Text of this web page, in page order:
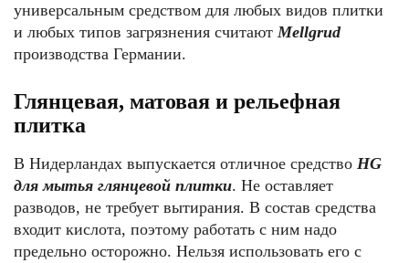
универсальным средством для любых видов плитки
и любых типов загрязнения считаютMellgrud
производства Германии.
Глянцевая, матовая и рельефная
плитка
В Нидерландах выпускается отличное средство HG
для мытья глянцевой плитки. Не оставляет
разводов, не требует вытирания. В состав средства
входит кислота, поэтому работать с ним надо
предельно осторожно. Нельзя использовать его с